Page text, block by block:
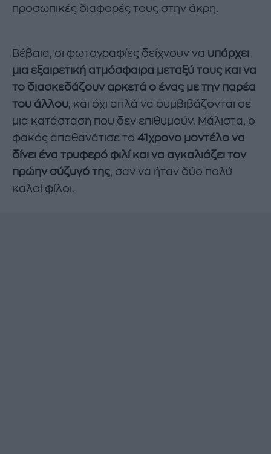
προσωπικές διαφορές τους στην άκρη.
Βέβαια, οι φωτογραφίες δείχνουν να υπάρχει
μια εξαιρετική ατμόσφαιρα μεταξύ τους και να
το διασκεδάζουν αρκετά ο ένας με την παρέα
του άλλου , και όχι απλά να συμβιβάζονται σε
μια κατάσταση που δεν επιθυμούν. Μάλιστα, ο
φακός απαθανάτισε το 41χρονο μοντέλο να
δίνει ένα τρυφερό φιλί και να αγκαλιάζει τον
πρώην σύζυγό της , σαν να ήταν δύο πολύ
καλοί φίλοι.